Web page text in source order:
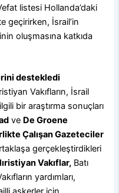
listesi Hollanda’daki
geçirirken, İsrail’in
oluşmasına katkıda
destekledi
Vakıfların, İsrail
bir araştırma sonuçları
ve De Groene
Çalışan Gazeteciler
gerçekleştirdikleri
Vakıflar, Batı
yardımları,